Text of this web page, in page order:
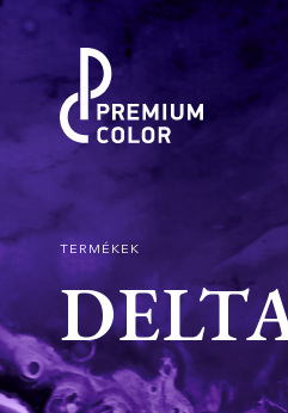
TERMÉKEK